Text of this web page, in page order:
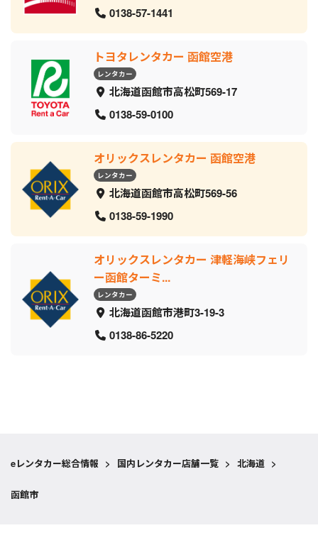
0138-57-1441
トヨタレンタカー 函館空港
レンタカー
北海道函館市高松町569-17
0138-59-0100
オリックスレンタカー 函館空港
レンタカー
北海道函館市高松町569-56
0138-59-1990
オリックスレンタカー 津軽海峡フェリ
ー函館ターミ...
レンタカー
北海道函館市港町3-19-3
0138-86-5220
eレンタカー総合情報 > 国内レンタカー店舗一覧 > 北海道 >
函館市